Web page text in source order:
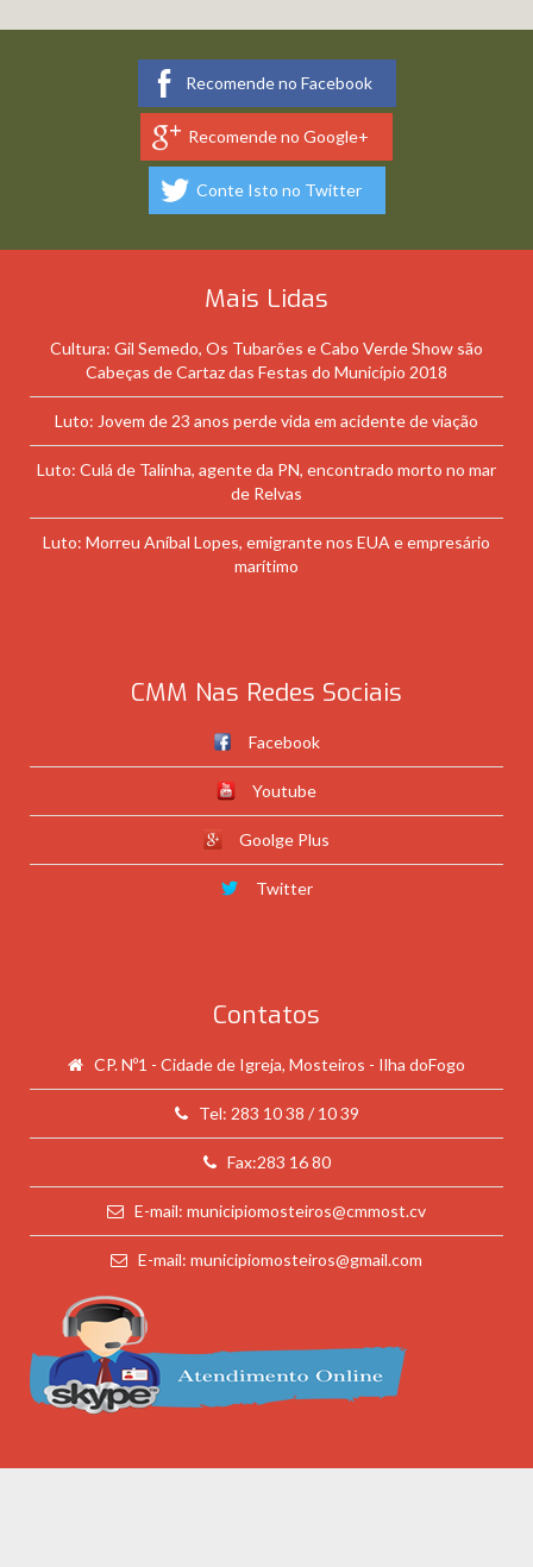
Recomende no Facebook
Recomende no Google+
Conte Isto no Twitter
Mais Lidas
Cultura: Gil Semedo, Os Tubarões e Cabo Verde Show são
Cabeças de Cartaz das Festas do Município 2018
Luto: Jovem de 23 anos perde vida em acidente de viação
Luto: Culá de Talinha, agente da PN, encontrado morto no mar
de Relvas
Luto: Morreu Aníbal Lopes, emigrante nos EUA e empresário
marítimo
CMM Nas Redes Sociais
Facebook
Youtube
Goolge Plus
Twitter
Contatos
CP. Nº1 - Cidade de Igreja, Mosteiros - Ilha doFogo
Tel: 283 10 38 / 10 39
Fax:283 16 80
E-mail: municipiomosteiros@cmmost.cv
E-mail: municipiomosteiros@gmail.com